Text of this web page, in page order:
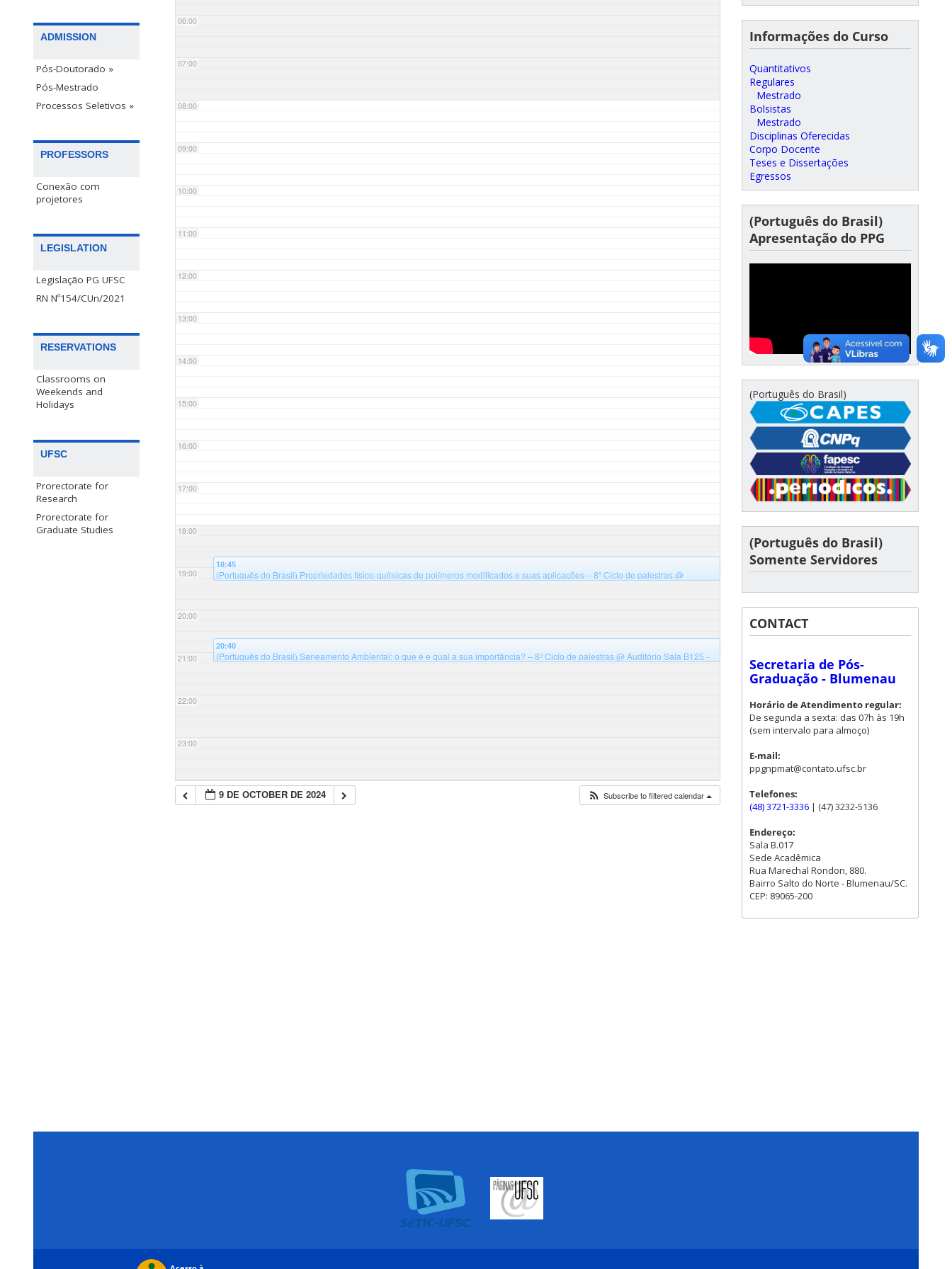
ADMISSION
Pós-Doutorado »
Pós-Mestrado
Processos Seletivos »
PROFESSORS
Conexão com
projetores
LEGISLATION
Legislação PG UFSC
RN Nº154/CUn/2021
RESERVATIONS
Classrooms on
Weekends and
Holidays
UFSC
Prorectorate for
Research
Prorectorate for
Graduate Studies
06:00
07:00
08:00
09:00
10:00
11:00
12:00
13:00
14:00
15:00
16:00
17:00
18:00
19:00
20:00
21:00
22:00
23:00
18:45
(Português do Brasil) Propriedades físico-químicas de polímeros modificados e suas aplicações – 8º Ciclo de palestras@
20:40
(Português do Brasil) Saneamento Ambiental: o que é e qual a sua importância? – 8º Ciclo de palestras@ Auditório Sala B125 -
9 DE OCTOBER DE 2024 Subscribe to filtered calendar
Informações do Curso
Quantitativos
Regulares
Mestrado
Bolsistas
Mestrado
Disciplinas Oferecidas
Corpo Docente
Teses e Dissertações
Egressos
(Português do Brasil)
Apresentação do PPG
(Português do Brasil)
(Português do Brasil)
Somente Servidores
CONTACT
Secretaria de Pós-
Graduação - Blumenau
Horário de Atendimento regular:
De segunda a sexta: das 07h às 19h
(sem intervalo para almoço)
E-mail:
ppgnpmat@contato.ufsc.br
Telefones:
(48) 3721-3336 | (47) 3232-5136
Endereço:
Sala B.017
Sede Acadêmica
Rua Marechal Rondon, 880.
Bairro Salto do Norte - Blumenau/SC.
CEP: 89065-200